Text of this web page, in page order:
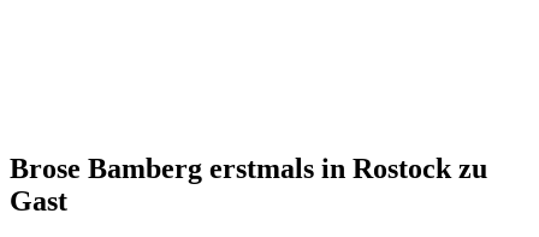
Brose Bamberg erstmals in Rostock zu
Gast